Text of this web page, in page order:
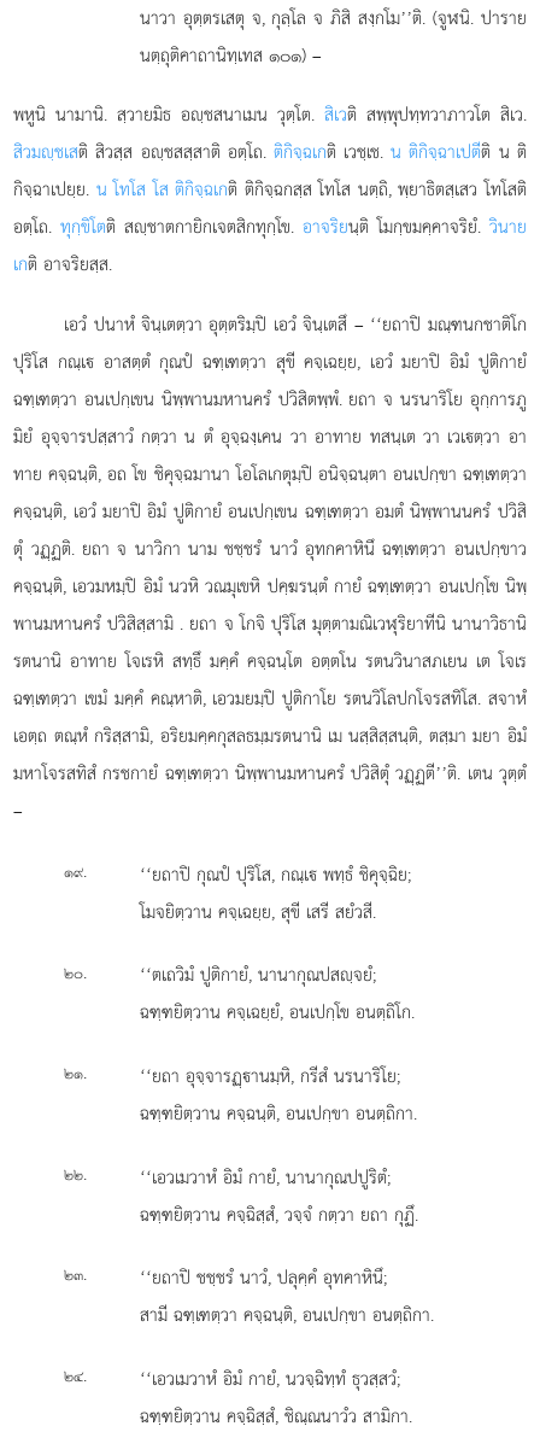
นาวา อุตฺตรเสตุ จ, กุลฺโล จ ภิสิ สงฺกโม’’ติ. (จูฬนิ. ปาราย
นตฺถุติคาถานิทฺเทส ๑๐๑) –
พหูนิ นามานิ. สฺวายมิธ อฺชสนาเมน วุตฺโต. สิเวติ สพฺพุปทฺทวาภาวโต สิเว.
สิวมฺชเสติ สิวสฺส อฺชสสฺสาติ อตฺโถ. ติกิจฺฉเกติ เวชฺเช.น ติกิจฺฉาเปตีติ น ติ
กิจฺฉาเปยฺย. น โทโส โส ติกิจฺฉเกติ ติกิจฺฉกสฺส โทโส นตฺถิ, พฺยาธิตสฺเสว โทโสติ
อตฺโถ.ทุกฺขิโตติ สฺชาตกายิกเจตสิกทุกฺโข. อาจริยนฺติ โมกฺขมคฺคาจริยํ.วินาย
เกติ อาจริยสฺส.
เอวํ ปนาหํ จินฺเตตฺวา อุตฺตริมฺปิ เอวํ จินฺเตสึ – ‘‘ยถาปิ มณฺฑนกชาติโก
ปุริโส กณฺเ อาสตฺตํ กุณปํ ฉฑฺเฑตฺวา สุขี คจฺเฉยฺย, เอวํ มยาปิ อิมํ ปูติกายํ
ฉฑฺเฑตฺวา อนเปกฺเขน นิพฺพานมหานครํ ปวิสิตพฺพํ. ยถา จ นรนาริโย อุกฺการภู
มิยํ อุจฺจารปสฺสาวํ กตฺวา น ตํ อุจฺฉงฺเคน วา อาทาย ทสนฺเต วา เวเตฺวา อา
ทาย คจฺฉนฺติ, อถ โข ชิคุจฺฉมานา โอโลเกตุมฺปิ อนิจฺฉนฺตา อนเปกฺขา ฉฑฺเฑตฺวา
คจฺฉนฺติ, เอวํ มยาปิ อิมํ ปูติกายํ อนเปกฺเขน ฉฑฺเฑตฺวา อมตํ นิพฺพานนครํ ปวิสิ
ตุํ วฏฺฏติ. ยถา จ นาวิกา นาม ชชฺชรํ นาวํ อุทกคาหินึ ฉฑฺเฑตฺวา อนเปกฺขาว
คจฺฉนฺติ, เอวมหมฺปิ อิมํ นวหิ วณมุเขหิ ปคฺฆรนฺตํ กายํ ฉฑฺเฑตฺวา อนเปกฺโข นิพฺ
พานมหานครํ ปวิสิสฺสามิ . ยถา จ โกจิ ปุริโส มุตฺตามณิเวฬุริยาทีนิ นานาวิธานิ
รตนานิ อาทาย โจเรหิ สทฺธึ มคฺคํ คจฺฉนฺโต อตฺตโน รตนวินาสภเยน เต โจเร
ฉฑฺเฑตฺวา เขมํ มคฺคํ คณฺหาติ, เอวมยมฺปิ ปูติกาโย รตนวิโลปกโจรสทิโส. สจาหํ
เอตฺถ ตณฺหํ กริสฺสามิ, อริยมคฺคกุสลธมฺมรตนานิ เม นสฺสิสฺสนฺติ, ตสฺมา มยา อิมํ
มหาโจรสทิสํ กรชกายํ ฉฑฺเฑตฺวา นิพฺพานมหานครํ ปวิสิตุํ วฏฺฏตี’’ติ. เตน วุตฺตํ
–
๑๙.
‘‘ยถาปิ กุณปํ ปุริโส, กณฺเ พทฺธํ ชิคุจฺฉิย;
โมจยิตฺวาน คจฺเฉยฺย, สุขี เสรี สยํวสี.
๒๐.
‘‘ตเถวิมํ ปูติกายํ, นานากุณปสฺจยํ;
ฉฑฺฑยิตฺวาน คจฺเฉยฺยํ, อนเปกฺโข อนตฺถิโก.
๒๑. ‘‘ยถา อุจฺจารฏฺานมฺหิ, กรีสํ นรนาริโย;
ฉฑฺฑยิตฺวาน คจฺฉนฺติ, อนเปกฺขา อนตฺถิกา.
๒๒.
‘‘เอวเมวาหํ อิมํ กายํ, นานากุณปปูริตํ;
ฉฑฺฑยิตฺวาน คจฺฉิสฺสํ, วจฺจํ กตฺวา ยถา กุฏึ.
๒๓.
‘‘ยถาปิ ชชฺชรํ นาวํ, ปลุคฺคํ อุทคาหินึ;
สามี ฉฑฺเฑตฺวา คจฺฉนฺติ, อนเปกฺขา อนตฺถิกา.
๒๔.
‘‘เอวเมวาหํ อิมํ กายํ, นวจฺฉิทฺทํ ธุวสฺสวํ;
ฉฑฺฑยิตฺวาน คจฺฉิสฺสํ, ชิณฺณนาวํว สามิกา.